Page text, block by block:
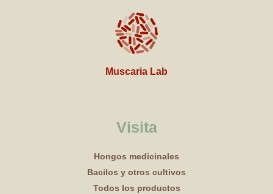
Muscaria Lab
Visita
Hongos medicinales
Bacilos y otros cultivos
Todos los productos